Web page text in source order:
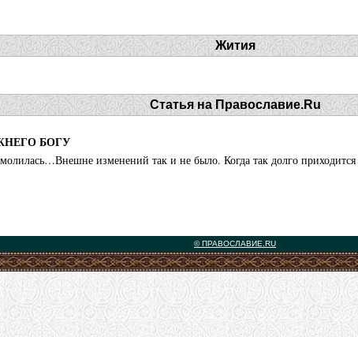
Жития
Статья на Православие.Ru
БОГУ
изменений так и не было. Когда так долго
© ПРАВОСЛАВИЕ.RU